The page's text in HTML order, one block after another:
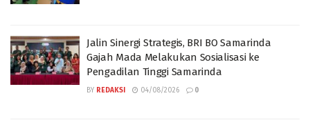
Jalin Sinergi Strategis, BRI BO Samarinda
Gajah Mada Melakukan Sosialisasi ke
Pengadilan Tinggi Samarinda
BY REDAKSI 04/08/2026 0